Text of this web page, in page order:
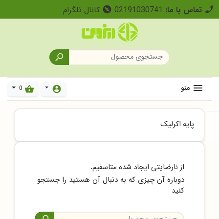
تماس با ما: 02191030741
exploreکانال تلگرام
منو shopping_basket
0
پایه اکرلیک
از نارضایتی ایجاد شده متاسفیم.
دوباره آن چیزی که به دنبال آن هستید را جستجو